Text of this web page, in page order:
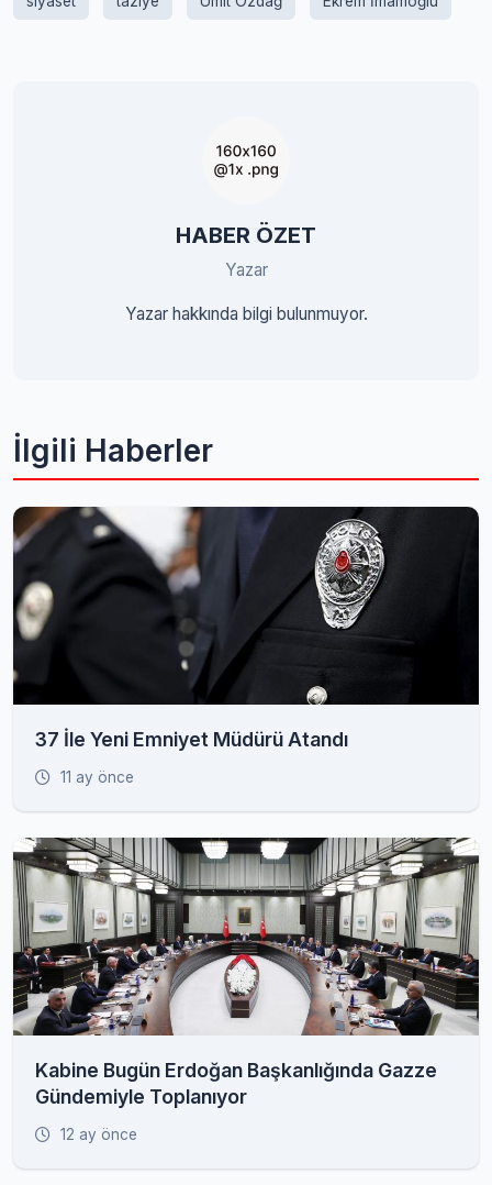
HABER ÖZET
Yazar
Yazar hakkında bilgi bulunmuyor.
İlgili Haberler
37 İle Yeni Emniyet Müdürü Atandı
11 ay önce
Kabine Bugün Erdoğan Başkanlığında Gazze
Gündemiyle Toplanıyor
12 ay önce